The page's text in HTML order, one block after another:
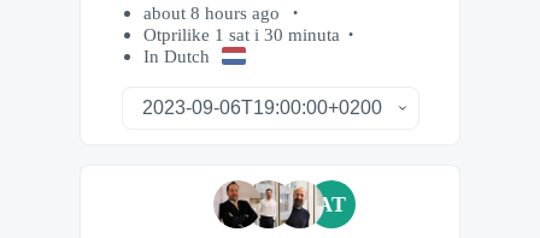
about 8 hours ago
Otprilike 1 sat i 30 minuta
In Dutch
AT